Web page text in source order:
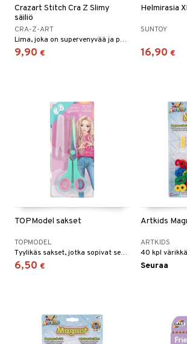
Crazart Stitch Cra Z Slimy
säiliö
CRA-Z-ART
Lima, joka on supervenyvää ja pehmeää!
9,90 €
Helmirasia
SUNTOY
16,90 €
TOPModel sakset
TOPMODEL
Tyylikäs sakset, jotka sopivat sekä vasen- että oikeakätisille.
6,50 €
Artkids
ARTKIDS
40 kpl
Seuraa